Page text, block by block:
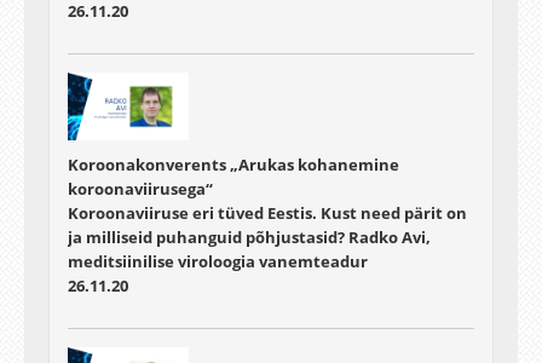
26.11.20
Koroonakonverents „Arukas kohanemine
koroonaviirusega“
Koroonaviiruse eri tüved Eestis. Kust need pärit on
ja milliseid puhanguid põhjustasid? Radko Avi,
meditsiinilise viroloogia vanemteadur
26.11.20